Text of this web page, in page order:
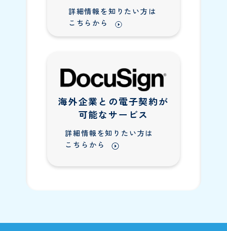
詳細情報を知りたい方は
こちらから
海外企業との電子契約が
可能なサービス
詳細情報を知りたい方は
こちらから